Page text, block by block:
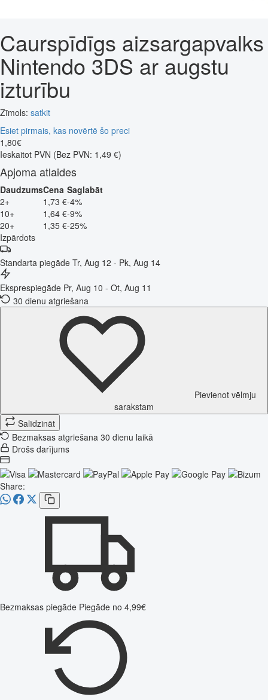
Caurspīdīgs aizsargapvalks
Nintendo 3DS ar augstu
izturību
Zīmols: satkit
Esiet pirmais, kas novērtē šo preci
1 ,80€
Ieskaitot PVN (Bez PVN: 1,49 €)
Apjoma atlaides
DaudzumsCena Saglabāt
2+
1,73 €-4%
10+
1,64 €-9%
20+
1,35 €-25%
Izpārdots
Standarta piegāde Tr, Aug 12 - Pk, Aug 14
Eksprespiegāde Pr, Aug 10 - Ot, Aug 11
30 dienu atgriešana
Pievienot vēlmju
sarakstam
Salīdzināt
Bezmaksas atgriešana 30 dienu laikā
Drošs darījums
Share:
Bezmaksas piegāde Piegāde no 4,99€